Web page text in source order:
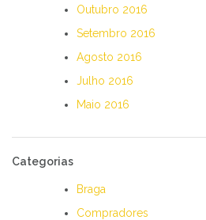
Outubro 2016
Setembro 2016
Agosto 2016
Julho 2016
Maio 2016
Categorias
Braga
Compradores